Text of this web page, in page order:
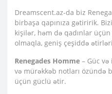
Dreamscent.az-da biz
birbaşa qapınıza gətiririk.
kişilər, həm də qadınlar
olmaqla, geniş çeşiddə
Renegades Homme – Güc
və mürəkkəb notları özündə
üçün güclü ətir.